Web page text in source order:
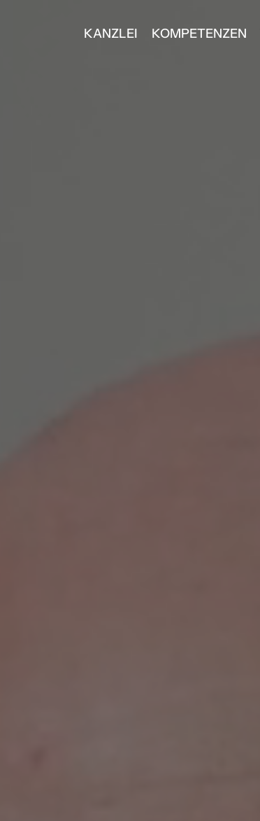
KANZLEI KOMPETENZEN